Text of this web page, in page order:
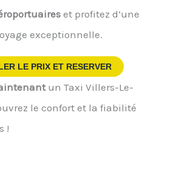
et profitez d’une
exceptionnelle.
LE PRIX ET RESERVER
un Taxi Villers-Le-
le confort et la fiabilité
!